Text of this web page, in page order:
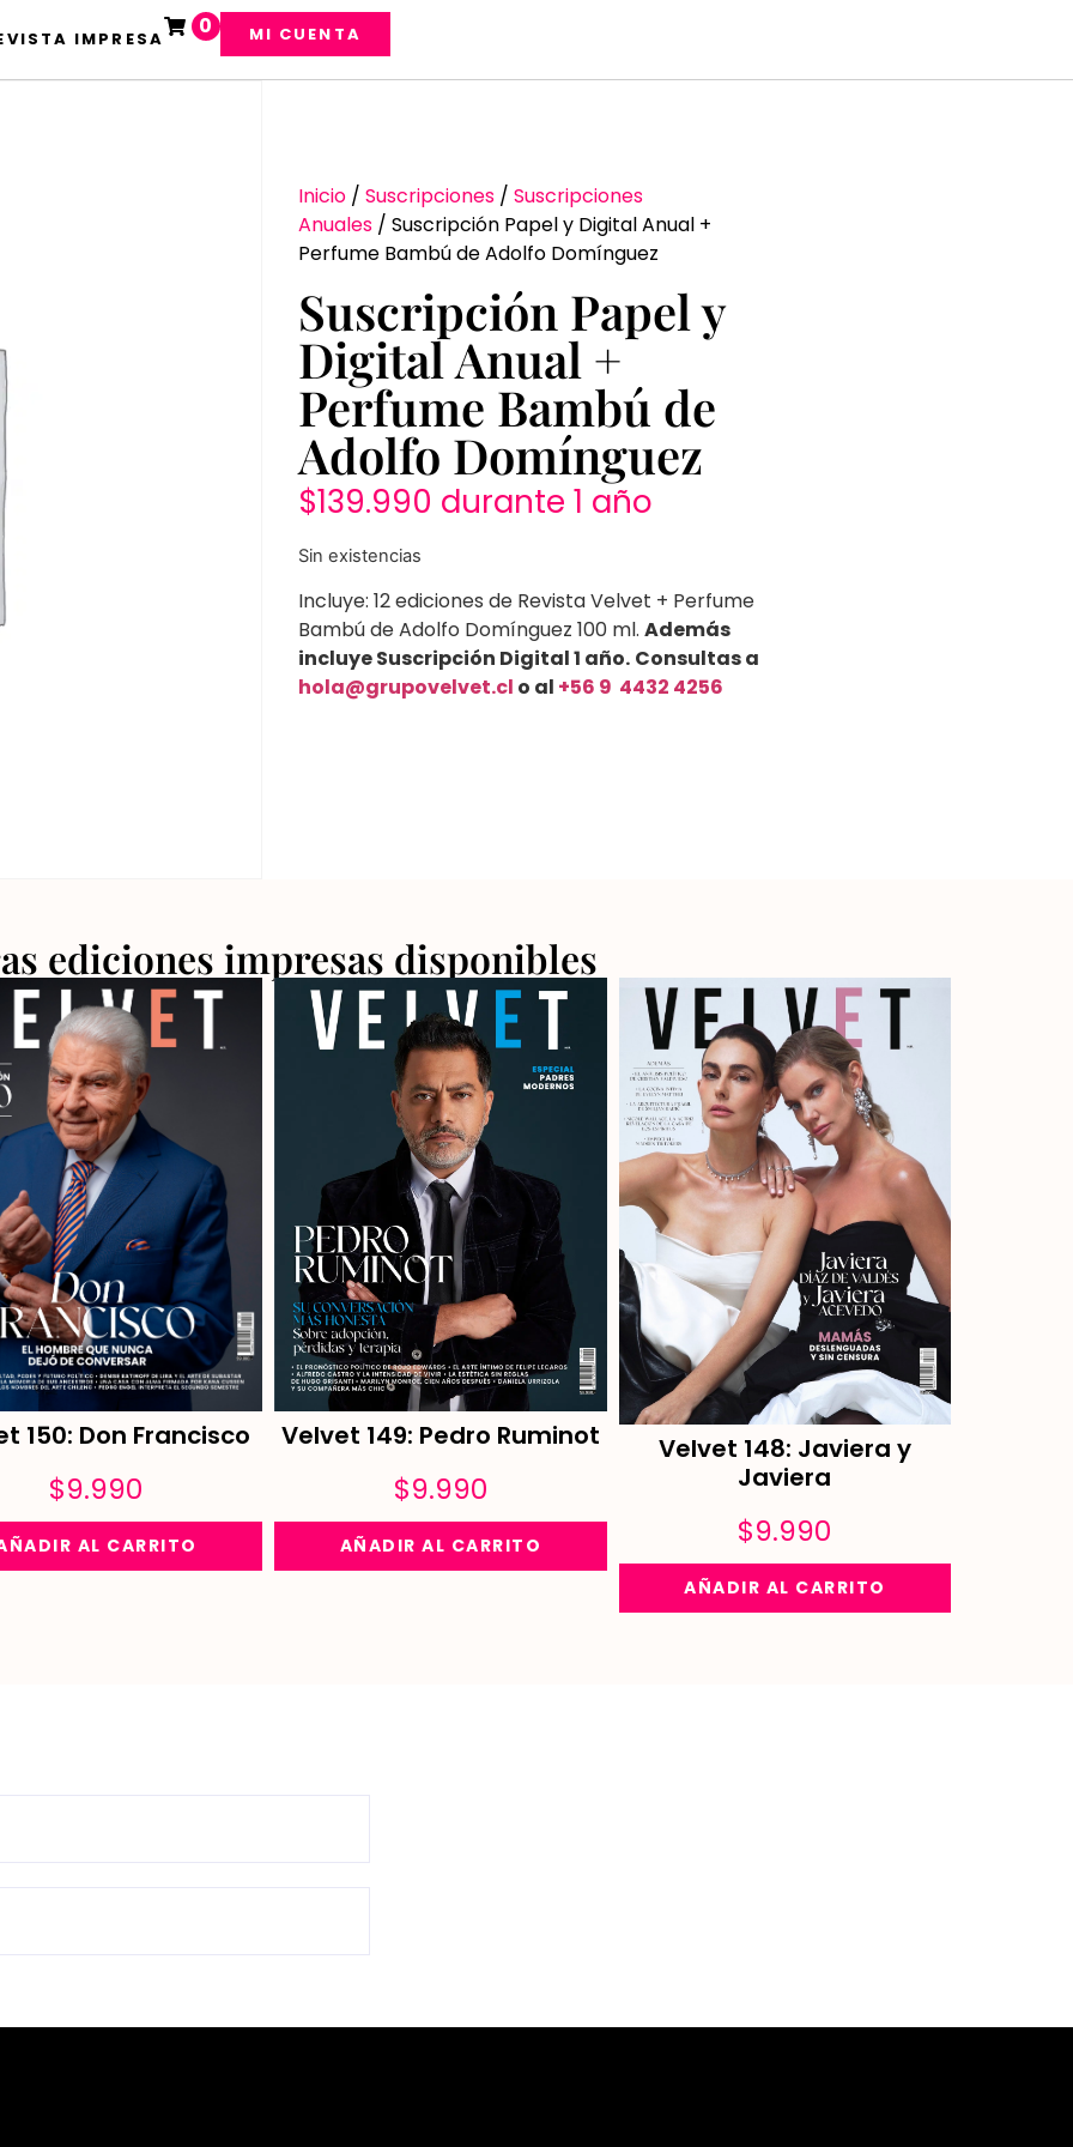
IMPRESA 0 MI CUENTA
Inicio/ Suscripciones/ Suscripciones
Anuales/ Suscripción Papel y Digital Anual +
Perfume Bambú de Adolfo Domínguez
Suscripción Papel y
Digital Anual +
Perfume Bambú de
Adolfo Domínguez
$139.990 durante 1 año
Sin existencias
Incluye: 12 ediciones de Revista Velvet + Perfume
Bambú de Adolfo Domínguez 100 ml. Además
incluye Suscripción Digital 1 año. Consultas a
hola@grupovelvet.cl o al +56 9 4432 4256
ediciones impresas disponibles
150: Don Francisco
$9.990
AL CARRITO
Velvet 149: Pedro Ruminot
$9.990
AÑADIR AL CARRITO
Velvet 148: Javiera y
Javiera
$9.990
AÑADIR AL CARRITO